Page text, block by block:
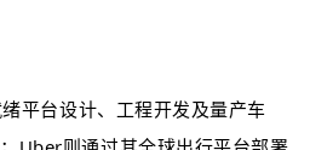
平台设计、工程开发及量产车